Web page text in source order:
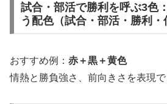
試合・部活で勝利を呼ぶ3色
う配色（試合・部活・勝利・
おすすめ例： 赤＋黒＋黄色
情熱と勝負強さ、前向きさを表現で